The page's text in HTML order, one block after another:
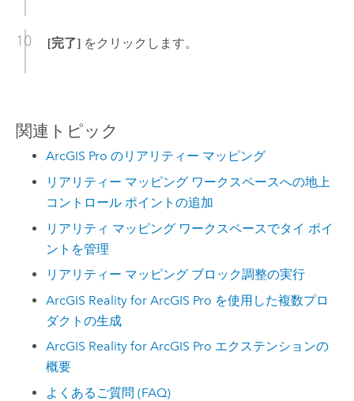
[完了]をクリックします。
関連トピック
ArcGIS Pro のリアリティー マッピング
リアリティー マッピング ワークスペースへの地上
コントロール ポイントの追加
リアリティ マッピング ワークスペースでタイ ポイ
ントを管理
リアリティー マッピング ブロック調整の実行
ArcGIS Reality for ArcGIS Pro を使用した複数プロ
ダクトの生成
ArcGIS Reality for ArcGIS Pro エクステンションの
概要
よくあるご質問 (FAQ)